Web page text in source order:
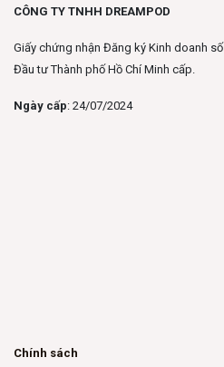
CÔNG TY TNHH DREAMPOD
Giấy chứng nhận Đăng ký Kinh doanh số
Đầu tư Thành phố Hồ Chí Minh cấp.
Ngày cấp: 24/07/2024
Chính sách